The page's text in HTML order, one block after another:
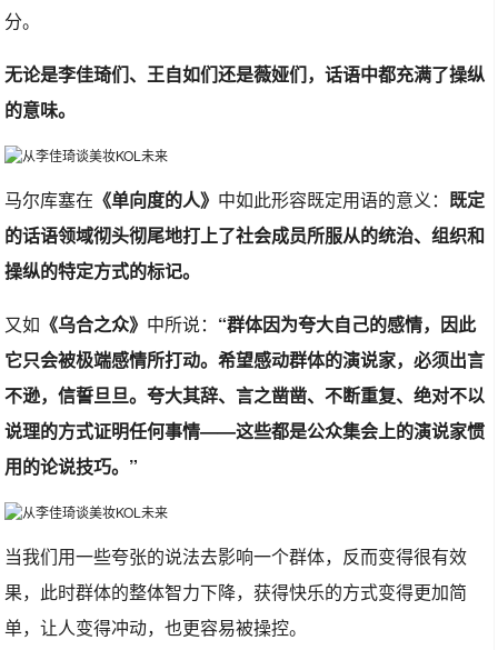
分。
无论是李佳琦们、王自如们还是薇娅们，话语中都充满了操纵
的意味。
马尔库塞在 《单向度的人》 中如此形容既定用语的意义： 既定
的话语领域彻头彻尾地打上了社会成员所服从的统治、组织和
操纵的特定方式的标记。
又如 《乌合之众》 中所说： “群体因为夸大自己的感情，因此
它只会被极端感情所打动。希望感动群体的演说家，必须出言
不逊，信誓旦旦。夸大其辞、言之凿凿、不断重复、绝对不以
说理的方式证明任何事情——这些都是公众集会上的演说家惯
用的论说技巧。”
当我们用一些夸张的说法去影响一个群体，反而变得很有效
果，此时群体的整体智力下降，获得快乐的方式变得更加简
单，让人变得冲动，也更容易被操控。